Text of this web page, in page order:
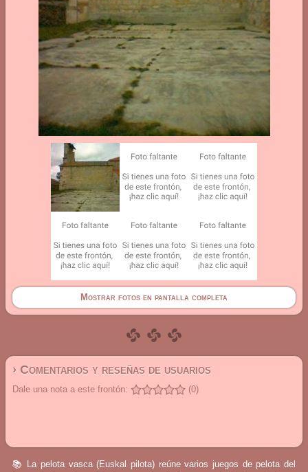
Mostrar fotos en pantalla completa
› Comentarios y reseñas de usuarios
Dale una nota a este frontón: (0)
📚 La pelota vasca (Euskal pilota) reúne varios juegos de pelota del